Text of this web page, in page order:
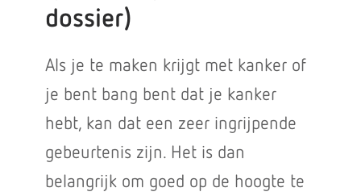
dossier)
Als je te maken krijgt met kanker of
je bent bang bent dat je kanker
hebt, kan dat een zeer ingrijpende
gebeurtenis zijn. Het is dan
belangrijk om goed op de hoogte te